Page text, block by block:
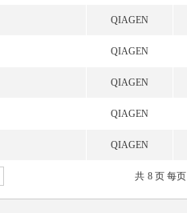
QIAGEN
QIAGEN
QIAGEN
QIAGEN
QIAGEN
共 8 页 每页